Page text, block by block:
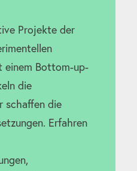
Projekte der
einem Bottom-up-
die
schaffen die
Erfahren